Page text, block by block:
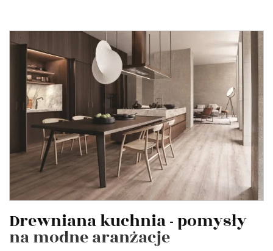
Drewniana kuchnia - pomysły
na modne aranżacje